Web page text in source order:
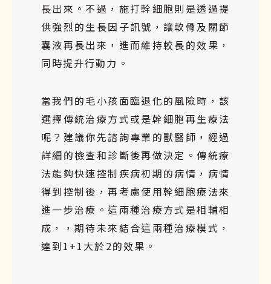
長出來。不過，施打幹細胞則是透過提
供強烈的生長因子訊號，讓軟骨及關節
囊液再長出來，進而維持較長的效果，
同時提升行動力。
當我們的毛小孩面臨退化的風險時，該
選擇傳統治療方式或是幹細胞再生療法
呢？建議你先諮詢專業的獸醫師，經過
詳細的檢查和診斷後再做決定。傳統療
法能夠快速控制疾病初期的病情，病情
得到控制後，再考慮使用幹細胞療法來
進一步治療。這兩種治療方式是相輔相
成，，期待未來結合這兩種治療模式，
達到1+1大於2的效果。